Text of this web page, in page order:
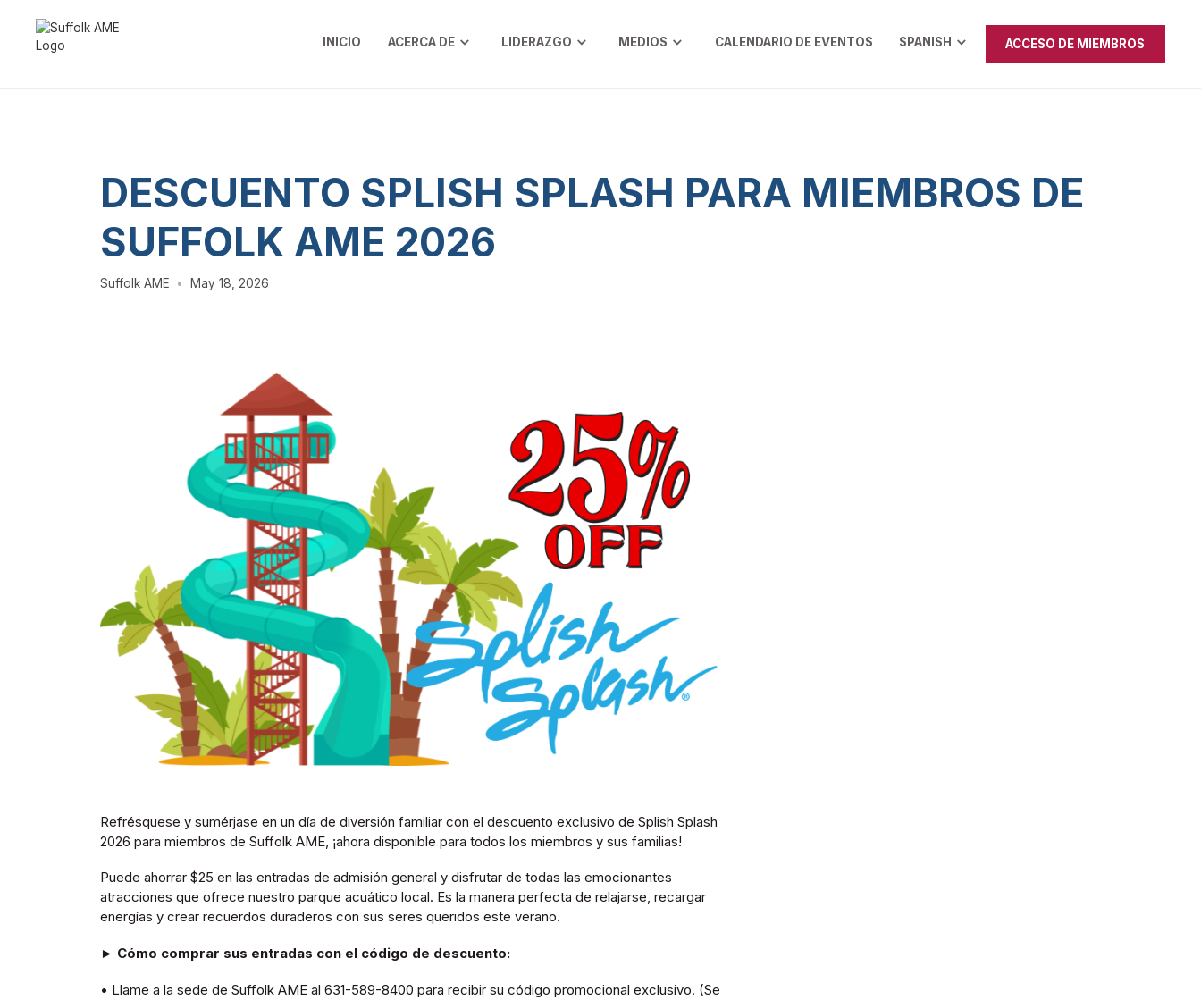
INICIO ACERCA DE LIDERAZGO MEDIOS CALENDARIO DE EVENTOS SPANISH ACCESO DE MIEMBROS
DESCUENTO SPLISH SPLASH PARA MIEMBROS DE
SUFFOLK AME 2026
Suffolk AME • May 18, 2026
Refrésquese y sumérjase en un día de diversión familiar con el descuento exclusivo de Splish Splash
2026 para miembros de Suffolk AME, ¡ahora disponible para todos los miembros y sus familias!
Puede ahorrar $25 en las entradas de admisión general y disfrutar de todas las emocionantes
atracciones que ofrece nuestro parque acuático local. Es la manera perfecta de relajarse, recargar
energías y crear recuerdos duraderos con sus seres queridos este verano.
► Cómo comprar sus entradas con el código de descuento:
• Llame a la sede de Suffolk AME al 631-589-8400 para recibir su código promocional exclusivo. (Se